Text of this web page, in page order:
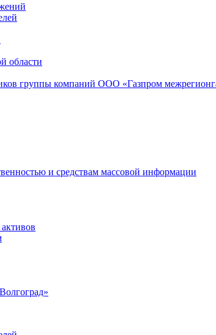
области
группы компаний ООО «Газпром
и средствам массовой информации